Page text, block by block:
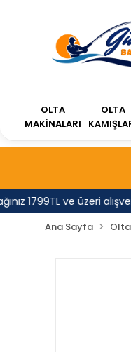
ve üzeri
OLTA
MAKİNALARI
OLTA
Ana Sayfa